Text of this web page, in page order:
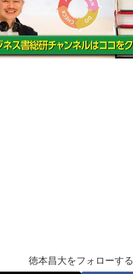
徳本昌大をフォローする